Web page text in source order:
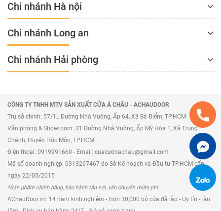
Chi nhánh Hà nội
Chi nhánh Long an
Chi nhánh Hải phòng
CÔNG TY TNHH MTV SẢN XUẤT CỬA Á CHÂU - ACHAUDOOR
Trụ sở chính: 57/1L Đường Nhà Vuông, Ấp 64, Xã Bà Điểm, TP.HCM
Văn phòng & Showroom: 31 Đường Nhà Vuông, Ấp Mỹ Hòa 1, Xã Trung
Chánh, Huyện Hóc Môn, TP.HCM
Điện thoại: 0919991660 - Email: cuacuonachau@gmail.com
Mã số doanh nghiệp: 0313267467 do Sở Kế hoạch và Đầu tư TP.HCM cấp
ngày 22/05/2015
*Sản phẩm chính hãng, bảo hành tận nơi, vận chuyển miễn phí.
AChauDoor.vn: 14 năm kinh nghiệm - Hơn 30,000 bộ cửa đã lắp - Uy tín -Tận